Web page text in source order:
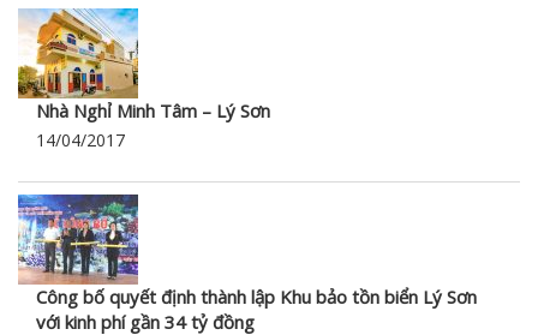
Nhà Nghỉ Minh Tâm – Lý Sơn
14/04/2017
Công bố quyết định thành lập Khu bảo tồn biển Lý Sơn
với kinh phí gần 34 tỷ đồng